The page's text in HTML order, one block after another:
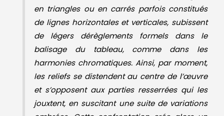
les reliefs se distendent au centre de l’œuvre
et s’opposent aux parties resserrées qui les
jouxtent, en suscitant une suite de variations
ombrées. Cette confrontation crée alors un
phénomène de double lecture.
Par ailleurs, dans ces régions apparemment
monochromes, qui n’induisent pas, non plus,
de mouvement réel, le jeu des valeurs tonales